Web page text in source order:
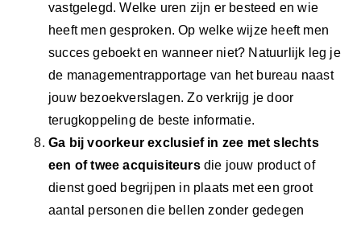
vastgelegd. Welke uren zijn er besteed en wie
heeft men gesproken. Op welke wijze heeft men
succes geboekt en wanneer niet? Natuurlijk leg je
de managementrapportage van het bureau naast
jouw bezoekverslagen. Zo verkrijg je door
terugkoppeling de beste informatie.
Ga bij voorkeur exclusief in zee met slechts
een of twee acquisiteursdie jouw product of
dienst goed begrijpen in plaats met een groot
aantal personen die bellen zonder gedegen